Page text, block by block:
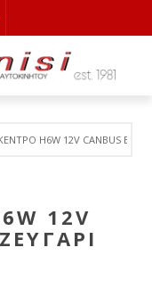
H6W 12V CANBUS
12V